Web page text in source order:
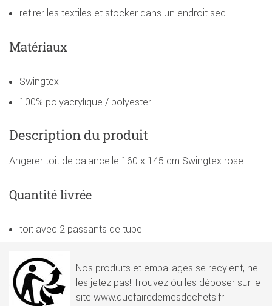
retirer les textiles et stocker dans un endroit sec
Matériaux
Swingtex
100% polyacrylique / polyester
Description du produit
Angerer toit de balancelle 160 x 145 cm Swingtex rose.
Quantité livrée
toit avec 2 passants de tube
Nos produits et emballages se recylent, ne
les jetez pas! Trouvez óu les déposer sur le
site www.quefairedemesdechets.fr